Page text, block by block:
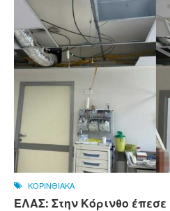
ΚΟΡΙΝΘΙΑΚΑ
ΕΛΑΣ: Στην Κόρινθο έπεσε